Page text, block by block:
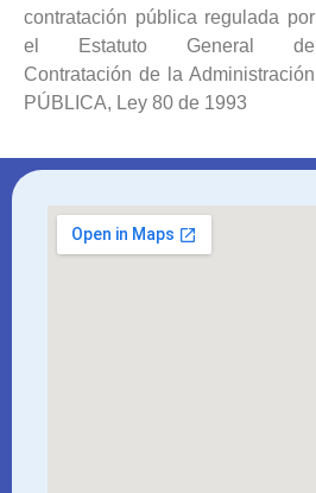
contratación pública regulada por
el Estatuto General de
Contratación de la Administración
PÚBLICA, Ley 80 de 1993